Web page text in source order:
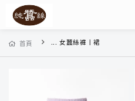
首頁 ... 女蠶絲褲丨裙